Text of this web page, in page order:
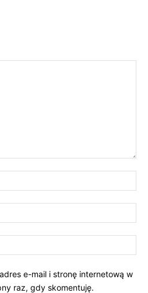
e-mail i stronę internetową w
raz, gdy skomentuję.